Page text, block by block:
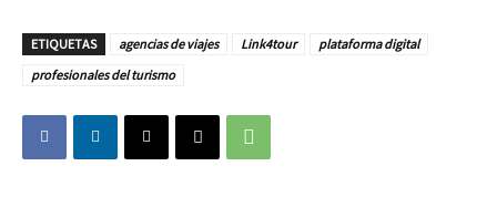
ETIQUETAS agencias de viajes Link4tour
plataforma digital
profesionales del turismo